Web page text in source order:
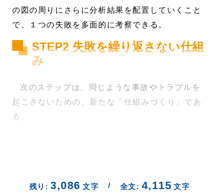
の図の周りにさらに分析結果を配置していくこと
で、１つの失敗を多面的に考察できる。
STEP2 失敗を繰り返さない仕組
み
次のステップは、同じような事故やトラブルを
起こさないための、新たな「仕組みづくり」であ
る。
残り: 3,086 文字 / 全文: 4,115 文字